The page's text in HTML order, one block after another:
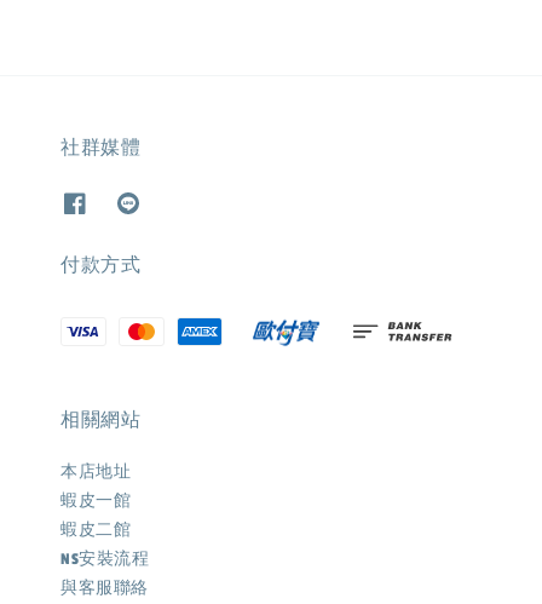
社群媒體
付款方式
相關網站
本店地址
蝦皮一館
蝦皮二館
NS安裝流程
與客服聯絡